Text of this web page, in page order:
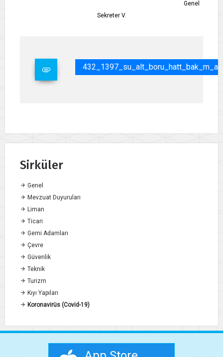
Genel
Sekreter V.
Sirküler
Genel
Mevzuat Duyuruları
Liman
Ticari
Gemi Adamları
Çevre
Güvenlik
Teknik
Turizm
Kıyı Yapıları
Koronavirüs (Covid-19)